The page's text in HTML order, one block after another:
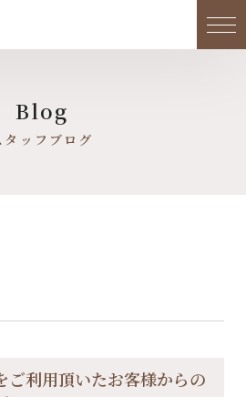
メ
Blog
タッフブログ
利用頂いたお客様からの